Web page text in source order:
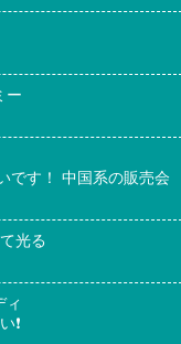
ー
です！ 中国系の販売会
光る
ィ
❗